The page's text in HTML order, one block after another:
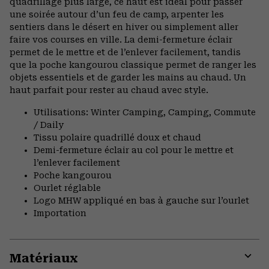
quadrillage plus large, ce haut est idéal pour passer
une soirée autour d’un feu de camp, arpenter les
sentiers dans le désert en hiver ou simplement aller
faire vos courses en ville. La demi-fermeture éclair
permet de le mettre et de l’enlever facilement, tandis
que la poche kangourou classique permet de ranger les
objets essentiels et de garder les mains au chaud. Un
haut parfait pour rester au chaud avec style.
Utilisations: Winter Camping, Camping, Commute
/ Daily
Tissu polaire quadrillé doux et chaud
Demi-fermeture éclair au col pour le mettre et
l’enlever facilement
Poche kangourou
Ourlet réglable
Logo MHW appliqué en bas à gauche sur l’ourlet
Importation
Matériaux